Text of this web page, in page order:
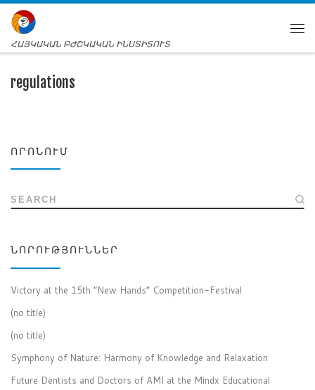
ՀԱՅԿԱԿԱՆ ԲԺՇԿԱԿԱՆ ԻՆՍՏԻՏՈՒՏ
regulations
ՈՐՈՆՈՒՄ
SEARCH
ՆՈՐՈՒԹՅՈՒՆՆԵՐ
Victory at the 15th “New Hands” Competition-Festival
(no title)
(no title)
Symphony of Nature: Harmony of Knowledge and Relaxation
Future Dentists and Doctors of AMI at the Mindx Educational